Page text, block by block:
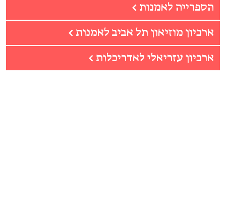
הספרייה לאמנות ←
ארכיון מוזיאון תל אביב לאמנות ←
ארכיון עזריאלי לאדריכלות ←